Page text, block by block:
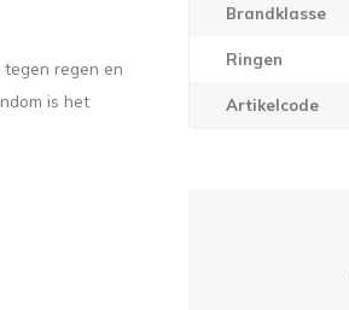
regen en
is het
Brandklasse
Ringen
Artikelcode